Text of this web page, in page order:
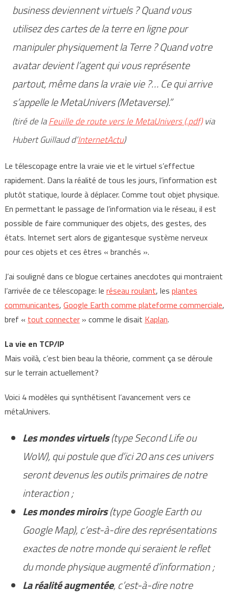
business deviennent virtuels ? Quand vous
utilisez des cartes de la terre en ligne pour
manipuler physiquement la Terre ? Quand votre
avatar devient l’agent qui vous représente
partout, même dans la vraie vie ?… Ce qui arrive
s’appelle le MetaUnivers (Metaverse).”
(tiré de laFeuille de route vers le MetaUnivers (.pdf)via
Hubert Guillaud d’InternetActu)
Le télescopage entre la vraie vie et le virtuel s’effectue
rapidement. Dans la réalité de tous les jours, l’information est
plutôt statique, lourde à déplacer. Comme tout objet physique.
En permettant le passage de l’information via le réseau, il est
possible de faire communiquer des objets, des gestes, des
états. Internet sert alors de gigantesque système nerveux
pour ces objets et ces êtres « branchés ».
J’ai souligné dans ce blogue certaines anecdotes qui montraient
l’arrivée de ce télescopage: le réseau roulant, les plantes
communicantes, Google Earth comme plateforme commerciale,
bref « tout connecter» comme le disait Kaplan.
La vie en TCP/IP
Mais voilà, c’est bien beau la théorie, comment ça se déroule
sur le terrain actuellement?
Voici 4 modèles qui synthétisent l’avancement vers ce
métaUnivers.
Les mondes virtuels(type Second Life ou
WoW), qui postule que d’ici 20 ans ces univers
seront devenus les outils primaires de notre
interaction ;
Les mondes miroirs(type Google Earth ou
Google Map), c’est-à-dire des représentations
exactes de notre monde qui seraient le reflet
du monde physique augmenté d’information ;
La réalité augmentée, c’est-à-dire notre